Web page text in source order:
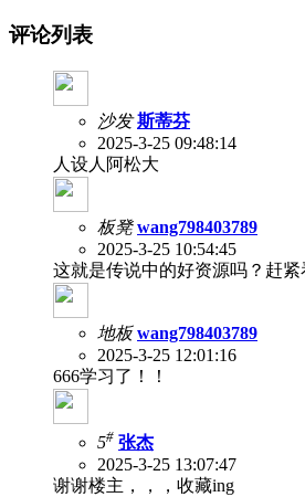
评论列表
沙发 斯蒂芬
2025-3-25 09:48:14
人设人阿松大
板凳 wang798403789
2025-3-25 10:54:45
这就是传说中的好资源吗？赶紧
地板 wang798403789
2025-3-25 12:01:16
666学习了！！
5# 张杰
2025-3-25 13:07:47
谢谢楼主，，，收藏ing